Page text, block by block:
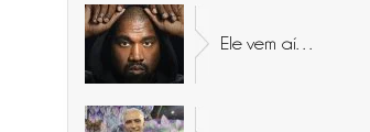
Ele vem aí…